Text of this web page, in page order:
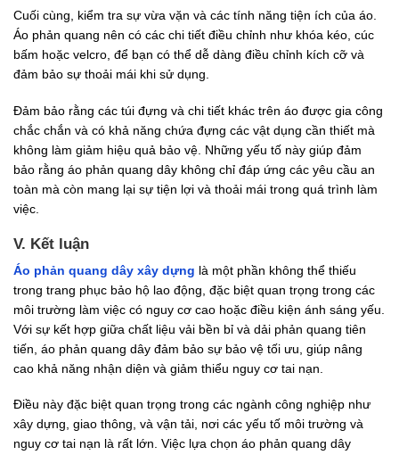
Cuối cùng, kiểm tra sự vừa vặn và các tính năng tiện ích của áo.
Áo phản quang nên có các chi tiết điều chỉnh như khóa kéo, cúc
bấm hoặc velcro, để bạn có thể dễ dàng điều chỉnh kích cỡ và
đảm bảo sự thoải mái khi sử dụng.
Đảm bảo rằng các túi đựng và chi tiết khác trên áo được gia công
chắc chắn và có khả năng chứa đựng các vật dụng cần thiết mà
không làm giảm hiệu quả bảo vệ. Những yếu tố này giúp đảm
bảo rằng áo phản quang dây không chỉ đáp ứng các yêu cầu an
toàn mà còn mang lại sự tiện lợi và thoải mái trong quá trình làm
việc.
V. Kết luận
Áo phản quang dây xây dựng là một phần không thể thiếu
trong trang phục bảo hộ lao động, đặc biệt quan trọng trong các
môi trường làm việc có nguy cơ cao hoặc điều kiện ánh sáng yếu.
Với sự kết hợp giữa chất liệu vải bền bỉ và dải phản quang tiên
tiến, áo phản quang dây đảm bảo sự bảo vệ tối ưu, giúp nâng
cao khả năng nhận diện và giảm thiểu nguy cơ tai nạn.
Điều này đặc biệt quan trọng trong các ngành công nghiệp như
xây dựng, giao thông, và vận tải, nơi các yếu tố môi trường và
nguy cơ tai nạn là rất lớn. Việc lựa chọn áo phản quang dây